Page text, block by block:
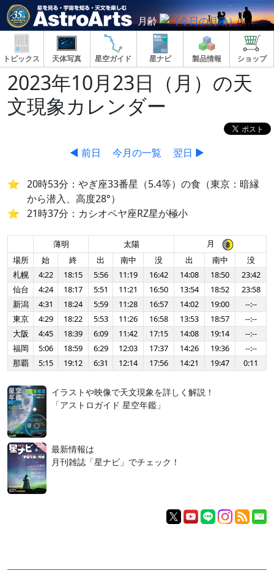
月齢
トピックス 天体写真 星空ガイド 星ナビ 製品情報 ショップ
2023年10月23日（月）の天
文現象カレンダー
◀ 前日 今月の一覧 翌日 ▶
20時53分：やぎ座33番星（5.4等）の食（東京：暗縁
から潜入、高度28°）
21時37分：カシオペヤ座RZ星が極小
薄明 太陽
月
場所
始 終 出 南中 没 出 南中
没
札幌
4:22 18:15 5:56 11:19 16:42 14:08 18:50
23:42
仙台
4:24 18:17 5:51 11:21 16:50 13:54 18:52
23:58
新潟
4:31 18:24 5:59 11:28 16:57 14:02 19:00
--:--
東京
4:29 18:22 5:53 11:26 16:58 13:53 18:57
--:--
大阪
4:45 18:39 6:09 11:42 17:15 14:08 19:14
--:--
福岡
5:06 18:59 6:29 12:03 17:37 14:26 19:36
--:--
那覇
5:15 19:12 6:31 12:14 17:56 14:21 19:47 0:11
イラストや映像で天文現象を詳しく解説！
「アストロガイド 星空年鑑」
最新情報は
月刊雑誌「星ナビ」でチェック！